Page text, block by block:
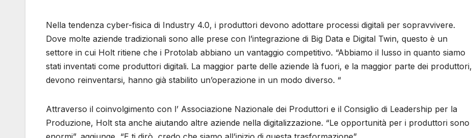
Nella tendenza cyber-fisica di Industry 4.0, i produttori devono adottare processi digitali per sopravvivere.
Dove molte aziende tradizionali sono alle prese con l’integrazione di Big Data e Digital Twin, questo è un
settore in cui Holt ritiene che i Protolab abbiano un vantaggio competitivo. “Abbiamo il lusso in quanto siamo
stati inventati come produttori digitali. La maggior parte delle aziende là fuori, e la maggior parte dei produttori,
devono reinventarsi, hanno già stabilito un’operazione in un modo diverso. “
Attraverso il coinvolgimento con l’ Associazione Nazionale dei Produttori e il Consiglio di Leadership per la
Produzione, Holt sta anche aiutando altre aziende nella digitalizzazione. “Le opportunità per i produttori sono